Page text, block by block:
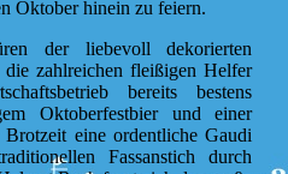
Oktober hinein zu feiern.
der liebevoll dekorierten
zahlreichen fleißigen Helfer
bereits bestens
Oktoberfestbier und einer
eine ordentliche Gaudi
Fassanstich durch